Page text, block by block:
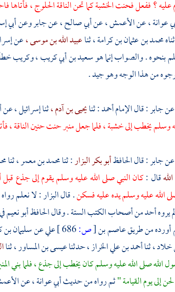
؟ ففعل فحنت الخشبة كما تحن الناقة الحلوج ،
عوانة ،عنالأعمش ،عنأبي صالح ،عنجابروعنأبي
محمد بن عثمان بن كرامة ،ثناعبيد الله بن موسى ،عن
بنحوه . والصواب إنما هوسعيد بن أبي كريب ،وكريب
من هذا الوجه وهو جيد .
جابر: قال الإمامأحمد: ثنايحيى بن آدم ،ثناإسرائيل ،عن
وسلم يخطب إلى خشبة ، فلما جعل منبر حنت حنين الناقة ،
جابر: قال الحافظأبو بكر البزار: ثنامحمد بن معمر ،ثنا
قال :كان النبي صلى الله عليه وسلم يقوم إلى جذع
الله عليه وسلم يده عليه فسكن. قالالبزار: لا نعلم
يروه أحد من أصحاب الكتب الستة . وقال الحافظأبو نعيم
أورده من طريقعاصم بن[ص: عليعنسليمان بن
خلاد ،ثناأحمد بن علي الخراز ،حدثناعيسى بن المساور ،ثنا
الله صلى الله عليه وسلم كان يخطب إلى جذع ، فلما بني
إلى يوم القيامة "ثم رواه من حديثأبي عوانة ،عن